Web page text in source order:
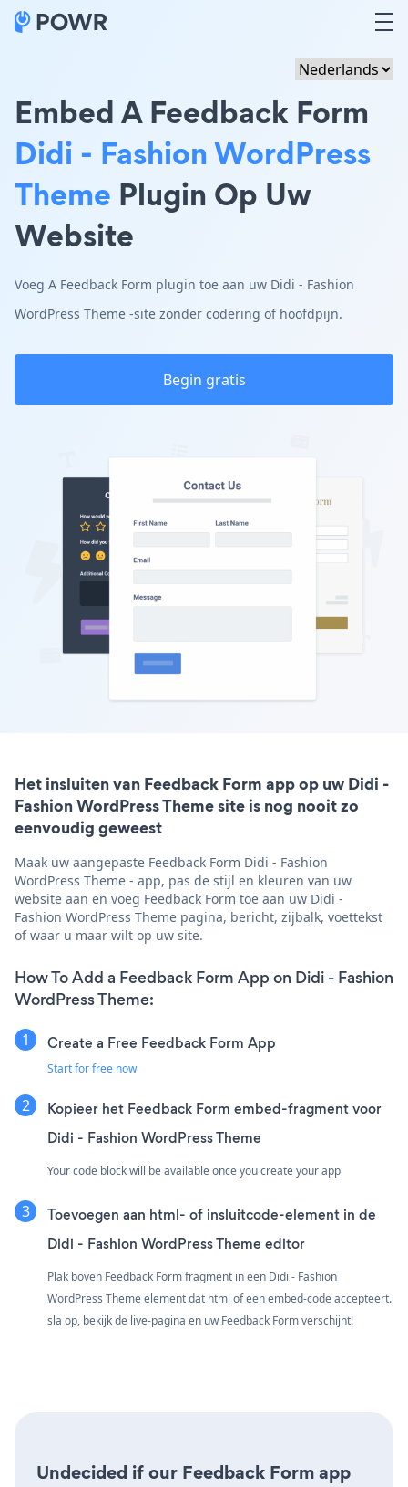
Embed A Feedback Form
Didi - Fashion WordPress
Theme Plugin Op Uw
Website
Voeg A Feedback Form plugin toe aan uw Didi - Fashion
WordPress Theme -site zonder codering of hoofdpijn.
Begin gratis
Het insluiten van Feedback Form app op uw Didi -
Fashion WordPress Theme site is nog nooit zo
eenvoudig geweest
Maak uw aangepaste Feedback Form Didi - Fashion
WordPress Theme - app, pas de stijl en kleuren van uw
website aan en voeg Feedback Form toe aan uw Didi -
Fashion WordPress Theme pagina, bericht, zijbalk, voettekst
of waar u maar wilt op uw site.
How To Add a Feedback Form App on Didi - Fashion
WordPress Theme:
Create a Free Feedback Form App
Start for free now
Kopieer het Feedback Form embed-fragment voor
Didi - Fashion WordPress Theme
Your code block will be available once you create your app
Toevoegen aan html- of insluitcode-element in de
Didi - Fashion WordPress Theme editor
Plak boven Feedback Form fragment in een Didi - Fashion
WordPress Theme element dat html of een embed-code accepteert.
sla op, bekijk de live-pagina en uw Feedback Form verschijnt!
Undecided if our Feedback Form app